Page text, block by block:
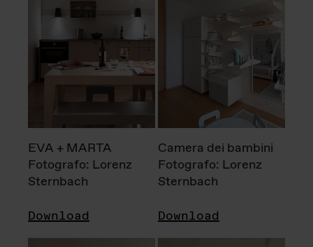
EVA + MARTA
Fotografo: Lorenz
Sternbach
Download
Camera dei bambini
Fotografo: Lorenz
Sternbach
Download